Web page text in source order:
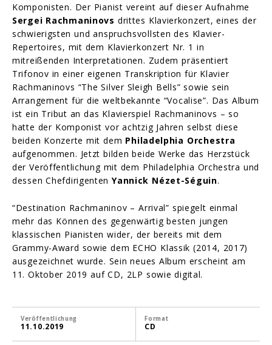
Komponisten. Der Pianist vereint auf dieser Aufnahme
Sergei Rachmaninovs drittes Klavierkonzert, eines der
schwierigsten und anspruchsvollsten des Klavier-
Repertoires, mit dem Klavierkonzert Nr. 1 in
mitreißenden Interpretationen. Zudem präsentiert
Trifonov in einer eigenen Transkription für Klavier
Rachmaninovs “The Silver Sleigh Bells” sowie sein
Arrangement für die weltbekannte “Vocalise”. Das Album
ist ein Tribut an das Klavierspiel Rachmaninovs – so
hatte der Komponist vor achtzig Jahren selbst diese
beiden Konzerte mit dem Philadelphia Orchestra
aufgenommen. Jetzt bilden beide Werke das Herzstück
der Veröffentlichung mit dem Philadelphia Orchestra und
dessen ChefdirigentenYannick Nézet-Séguin.
“Destination Rachmaninov – Arrival” spiegelt einmal
mehr das Können des gegenwärtig besten jungen
klassischen Pianisten wider, der bereits mit dem
Grammy-Award sowie dem ECHO Klassik (2014, 2017)
ausgezeichnet wurde. Sein neues Album erscheint am
11. Oktober 2019 auf CD, 2LP sowie digital.
Veröffentlichung
11.10.2019
Format
CD